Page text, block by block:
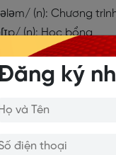
(n): Chương
(n): Học bổng
Học phí
Cựu sinh viên
(n): Sư phạm
(n): Văn bằng,
(n): Sự đăng ký
(adj):
ký